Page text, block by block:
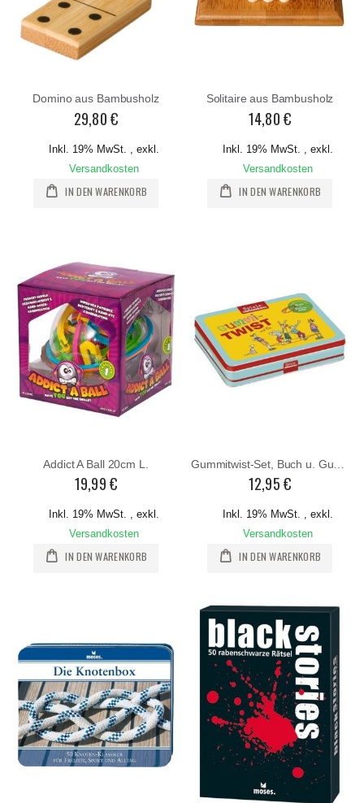
Domino aus Bambusholz
29,80 €
Inkl. 19% MwSt.
exkl.
Versandkosten
IN DEN WARENKORB
Solitaire aus Bambusholz
14,80 €
Inkl. 19% MwSt.
exkl.
Versandkosten
IN DEN WARENKORB
Addict A Ball 20cm L.
19,99 €
Inkl. 19% MwSt. , exkl.
Versandkosten
IN DEN WARENKORB
12,95 €
Inkl. 19% MwSt. , exkl.
Versandkosten
IN DEN WARENKORB